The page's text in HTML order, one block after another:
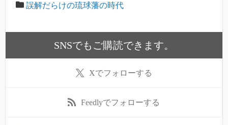
誤解だらけの琉球藩の時代
SNSでもご購読できます。
Xでフォローする
Feedlyでフォローする